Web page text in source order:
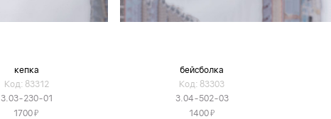
кепка
Код: 83312
3.03-230-01
1700Я
бейсболка
Код: 83303
3.04-502-03
1400Я